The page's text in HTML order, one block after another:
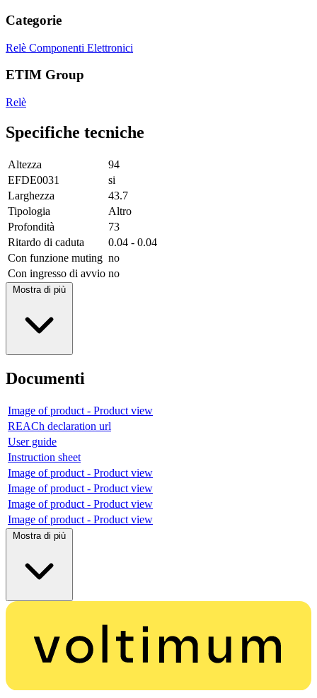
Categorie
Relè Componenti Elettronici
ETIM Group
Relè
Specifiche tecniche
Altezza
94
EFDE0031
si
Larghezza
43.7
Tipologia
Altro
Profondità
73
Ritardo di caduta
0.04 - 0.04
Con funzione muting no
Con ingresso di avvio no
Mostra di più
Documenti
Image of product - Product view
REACh declaration url
User guide
Instruction sheet
Image of product - Product view
Image of product - Product view
Image of product - Product view
Image of product - Product view
Mostra di più